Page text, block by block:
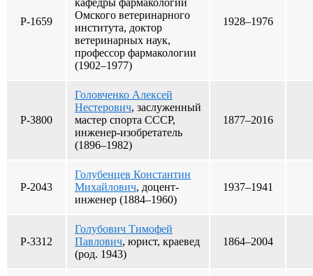
Р-1659
Омского ветеринарного
института, доктор
ветеринарных наук,
профессор фармакологии
(1902–1977)
1928–1976
Р-3800
Головченко Алексей
Нестерович, заслуженный
мастер спорта СССР,
инженер-изобретатель
(1896–1982)
1877–2016
Р-2043
Голубенцев Константин
Михайлович, доцент-
инженер (1884–1960)
1937–1941
Р-3312
Голубович Тимофей
Павлович, юрист, краевед
(род. 1943)
1864–2004